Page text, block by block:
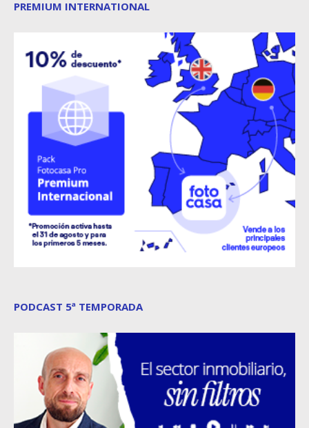
PREMIUM INTERNATIONAL
PODCAST 5ª TEMPORADA